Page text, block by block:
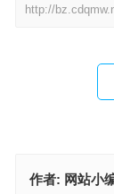
http://
作者: 网站小